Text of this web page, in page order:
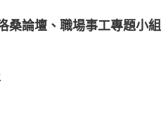
論壇、職場事工專題小組